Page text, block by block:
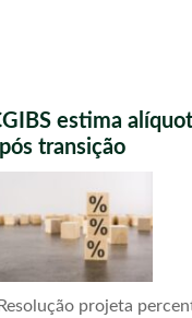
estima
transição
projeta